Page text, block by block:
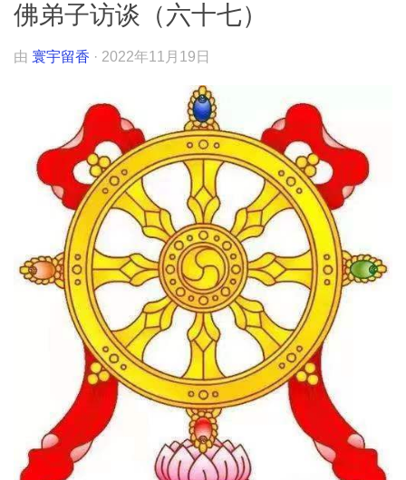
佛弟子访谈（六十七）
由 寰宇留香 · 2022年11月19日